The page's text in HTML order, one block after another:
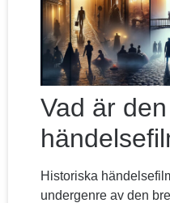
Vad är
Historiska
undergenre av den